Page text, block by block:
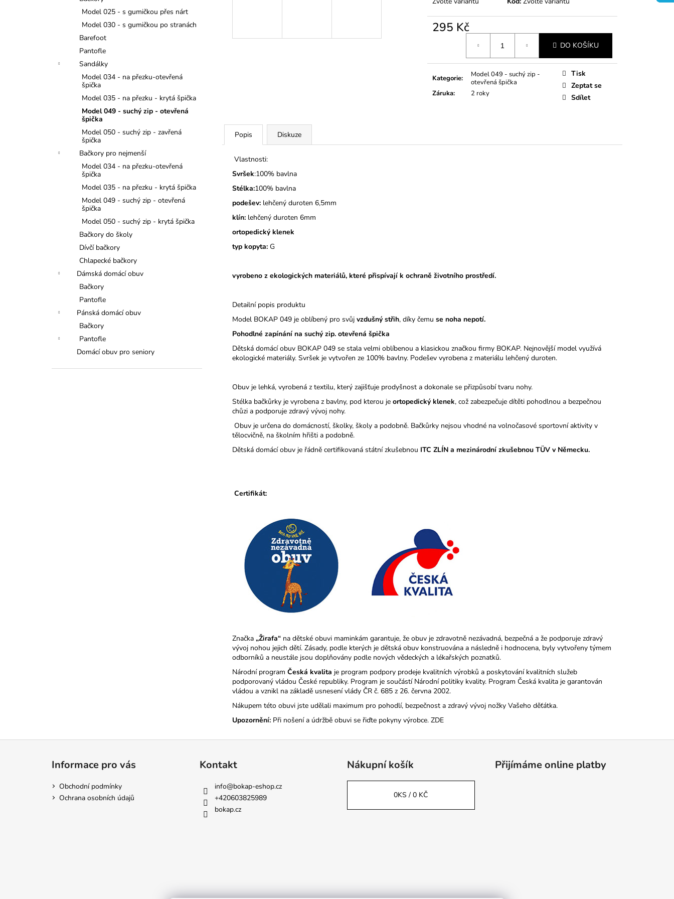
Model 025 - s gumičkou přes nárt
Model 030 - s gumičkou po stranách
Barefoot
Pantofle
Sandálky
Model 034 - na přezku-otevřená
špička
Model 035 - na přezku - krytá špička
Model 049 - suchý zip - otevřená
špička
Model 050 - suchý zip - zavřená
špička
Bačkory pro nejmenší
Model 034 - na přezku-otevřená
špička
Model 035 - na přezku - krytá špička
Model 049 - suchý zip - otevřená
špička
Model 050 - suchý zip - krytá špička
Bačkory do školy
Dívčí bačkory
Chlapecké bačkory
Dámská domácí obuv
Bačkory
Pantofle
Pánská domácí obuv
Bačkory
Pantofle
Domácí obuv pro seniory
295 Kč
DO KOŠÍKU
Kategorie:
Model 049 - suchý zip -
otevřená špička
Záruka: 2 roky
Tisk
Zeptat se
Sdílet
Popis Diskuze
Vlastnosti:
Svršek:100% bavlna
Stélka:100% bavlna
podešev: lehčený duroten 6,5mm
klín: lehčený duroten 6mm
ortopedický klenek
typ kopyta: G
vyrobeno z ekologických materiálů, které přispívají k ochraně životního prostředí.
Detailní popis produktu
Model BOKAP 049 je oblíbený pro svůj vzdušný střih, díky čemu se noha nepotí.
Pohodlné zapínání na suchý zip. otevřená špička
Dětská domácí obuv BOKAP 049 se stala velmi oblíbenou a klasickou značkou firmy BOKAP. Nejnovější model využívá
ekologické materiály. Svršek je vytvořen ze 100% bavlny. Podešev vyrobena z materiálu lehčený duroten.
Obuv je lehká, vyrobená z textilu, který zajišťuje prodyšnost a dokonale se přizpůsobí tvaru nohy.
Stélka bačkůrky je vyrobena z bavlny, pod kterou je ortopedický klenek, což zabezpečuje dítěti pohodlnou a bezpečnou
chůzi a podporuje zdravý vývoj nohy.
Obuv je určena do domácností, školky, školy a podobně. Bačkůrky nejsou vhodné na volnočasové sportovní aktivity v
tělocvičně, na školním hřišti a podobně.
Dětská domácí obuv je řádně certifikovaná státní zkušebnou ITC ZLÍN a mezinárodní zkušebnou TÜV v Německu.
Certifikát:
Značka „Žirafa“ na dětské obuvi maminkám garantuje, že obuv je zdravotně nezávadná, bezpečná a že podporuje zdravý
vývoj nohou jejich dětí. Zásady, podle kterých je dětská obuv konstruována a následně i hodnocena, byly vytvořeny týmem
odborníků a neustále jsou doplňovány podle nových vědeckých a lékařských poznatků.
Národní program Česká kvalita je program podpory prodeje kvalitních výrobků a poskytování kvalitních služeb
podporovaný vládou České republiky. Program je součástí Národní politiky kvality. Program Česká kvalita je garantován
vládou a vznikl na základě usnesení vlády ČR č. 685 z 26. června 2002.
Nákupem této obuvi jste udělali maximum pro pohodlí, bezpečnost a zdravý vývoj nožky Vašeho děťátka.
Upozornění: Při nošení a údržbě obuvi se řiďte pokyny výrobce. ZDE
Informace pro vás
Obchodní podmínky
Ochrana osobních údajů
Kontakt
info@bokap-eshop.cz
+420603825989
bokap.cz
Nákupní košík
0KS /0 KČ
Přijímáme online platby